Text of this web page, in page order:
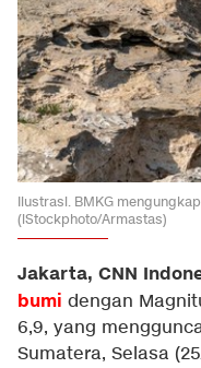
Ilustrasi. BMKG
(iStockphoto/Armastas)
Jakarta, CNN
bumi dengan
6,9, yang
Sumatera, Selasa